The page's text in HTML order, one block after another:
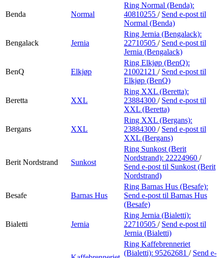
Benda Normal
Ring Normal (Benda):
40810255 / Send e-post til
Normal (Benda)
Bengalack Jernia
Ring Jernia (Bengalack):
22710505 / Send e-post til
Jernia (Bengalack)
BenQ Elkjøp
Ring Elkjøp (BenQ):
21002121 / Send e-post til
Elkjøp (BenQ)
Beretta XXL
Ring XXL (Beretta):
23884300 / Send e-post til
XXL (Beretta)
Bergans XXL
Ring XXL (Bergans):
23884300 / Send e-post til
XXL (Bergans)
Berit Nordstrand Sunkost
Ring Sunkost (Berit
Nordstrand): 22224960 /
Send e-post til Sunkost (Berit
Nordstrand)
Besafe Barnas Hus
Ring Barnas Hus (Besafe):
Send e-post til Barnas Hus
(Besafe)
Bialetti Jernia
Ring Jernia (Bialetti):
22710505 / Send e-post til
Jernia (Bialetti)
Ring Kaffebrenneriet
(Bialetti): 95262681 / Send e-